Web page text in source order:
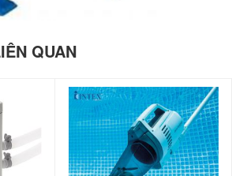
QUAN